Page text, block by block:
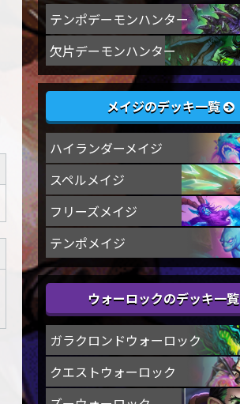
テンポデーモンハンター
欠片デーモンハンター
メイジのデッキ一覧
ハイランダーメイジ
スペルメイジ
フリーズメイジ
テンポメイジ
ウォーロックのデッキ一覧
ガラクロンドウォーロック
クエストウォーロック